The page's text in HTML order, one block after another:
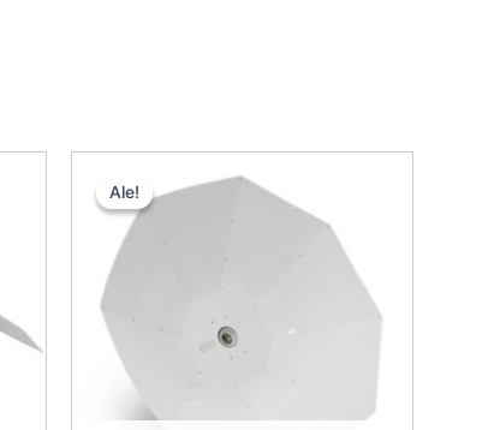
Ale!
Ale!
hinta
52,50 €.